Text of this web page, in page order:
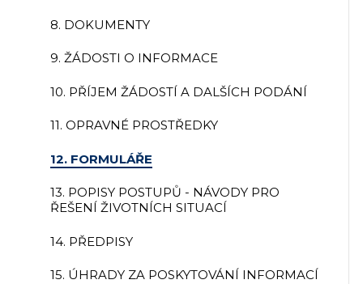
8. DOKUMENTY
9. ŽÁDOSTI O INFORMACE
10. PŘÍJEM ŽÁDOSTÍ A DALŠÍCH PODÁNÍ
11. OPRAVNÉ PROSTŘEDKY
12. FORMULÁŘE
13. POPISY POSTUPŮ - NÁVODY PRO
ŘEŠENÍ ŽIVOTNÍCH SITUACÍ
14. PŘEDPISY
15. ÚHRADY ZA POSKYTOVÁNÍ INFORMACÍ